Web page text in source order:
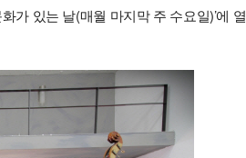
가 있는 날(매월 마지막 주 수요일)’에 열